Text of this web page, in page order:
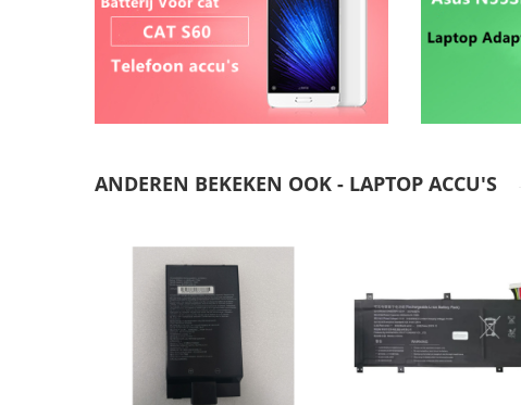
ANDEREN BEKEKEN OOK - LAPTOP ACCU'S